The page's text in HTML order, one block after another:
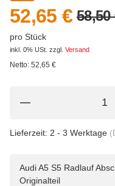
52,65 € 58,50
pro Stück
inkl. 0% USt. zzgl. Versand
Netto: 52,65 €
Lieferzeit: 2 - 3 Werktage
Audi A5 S5 Radlauf
Originalteil